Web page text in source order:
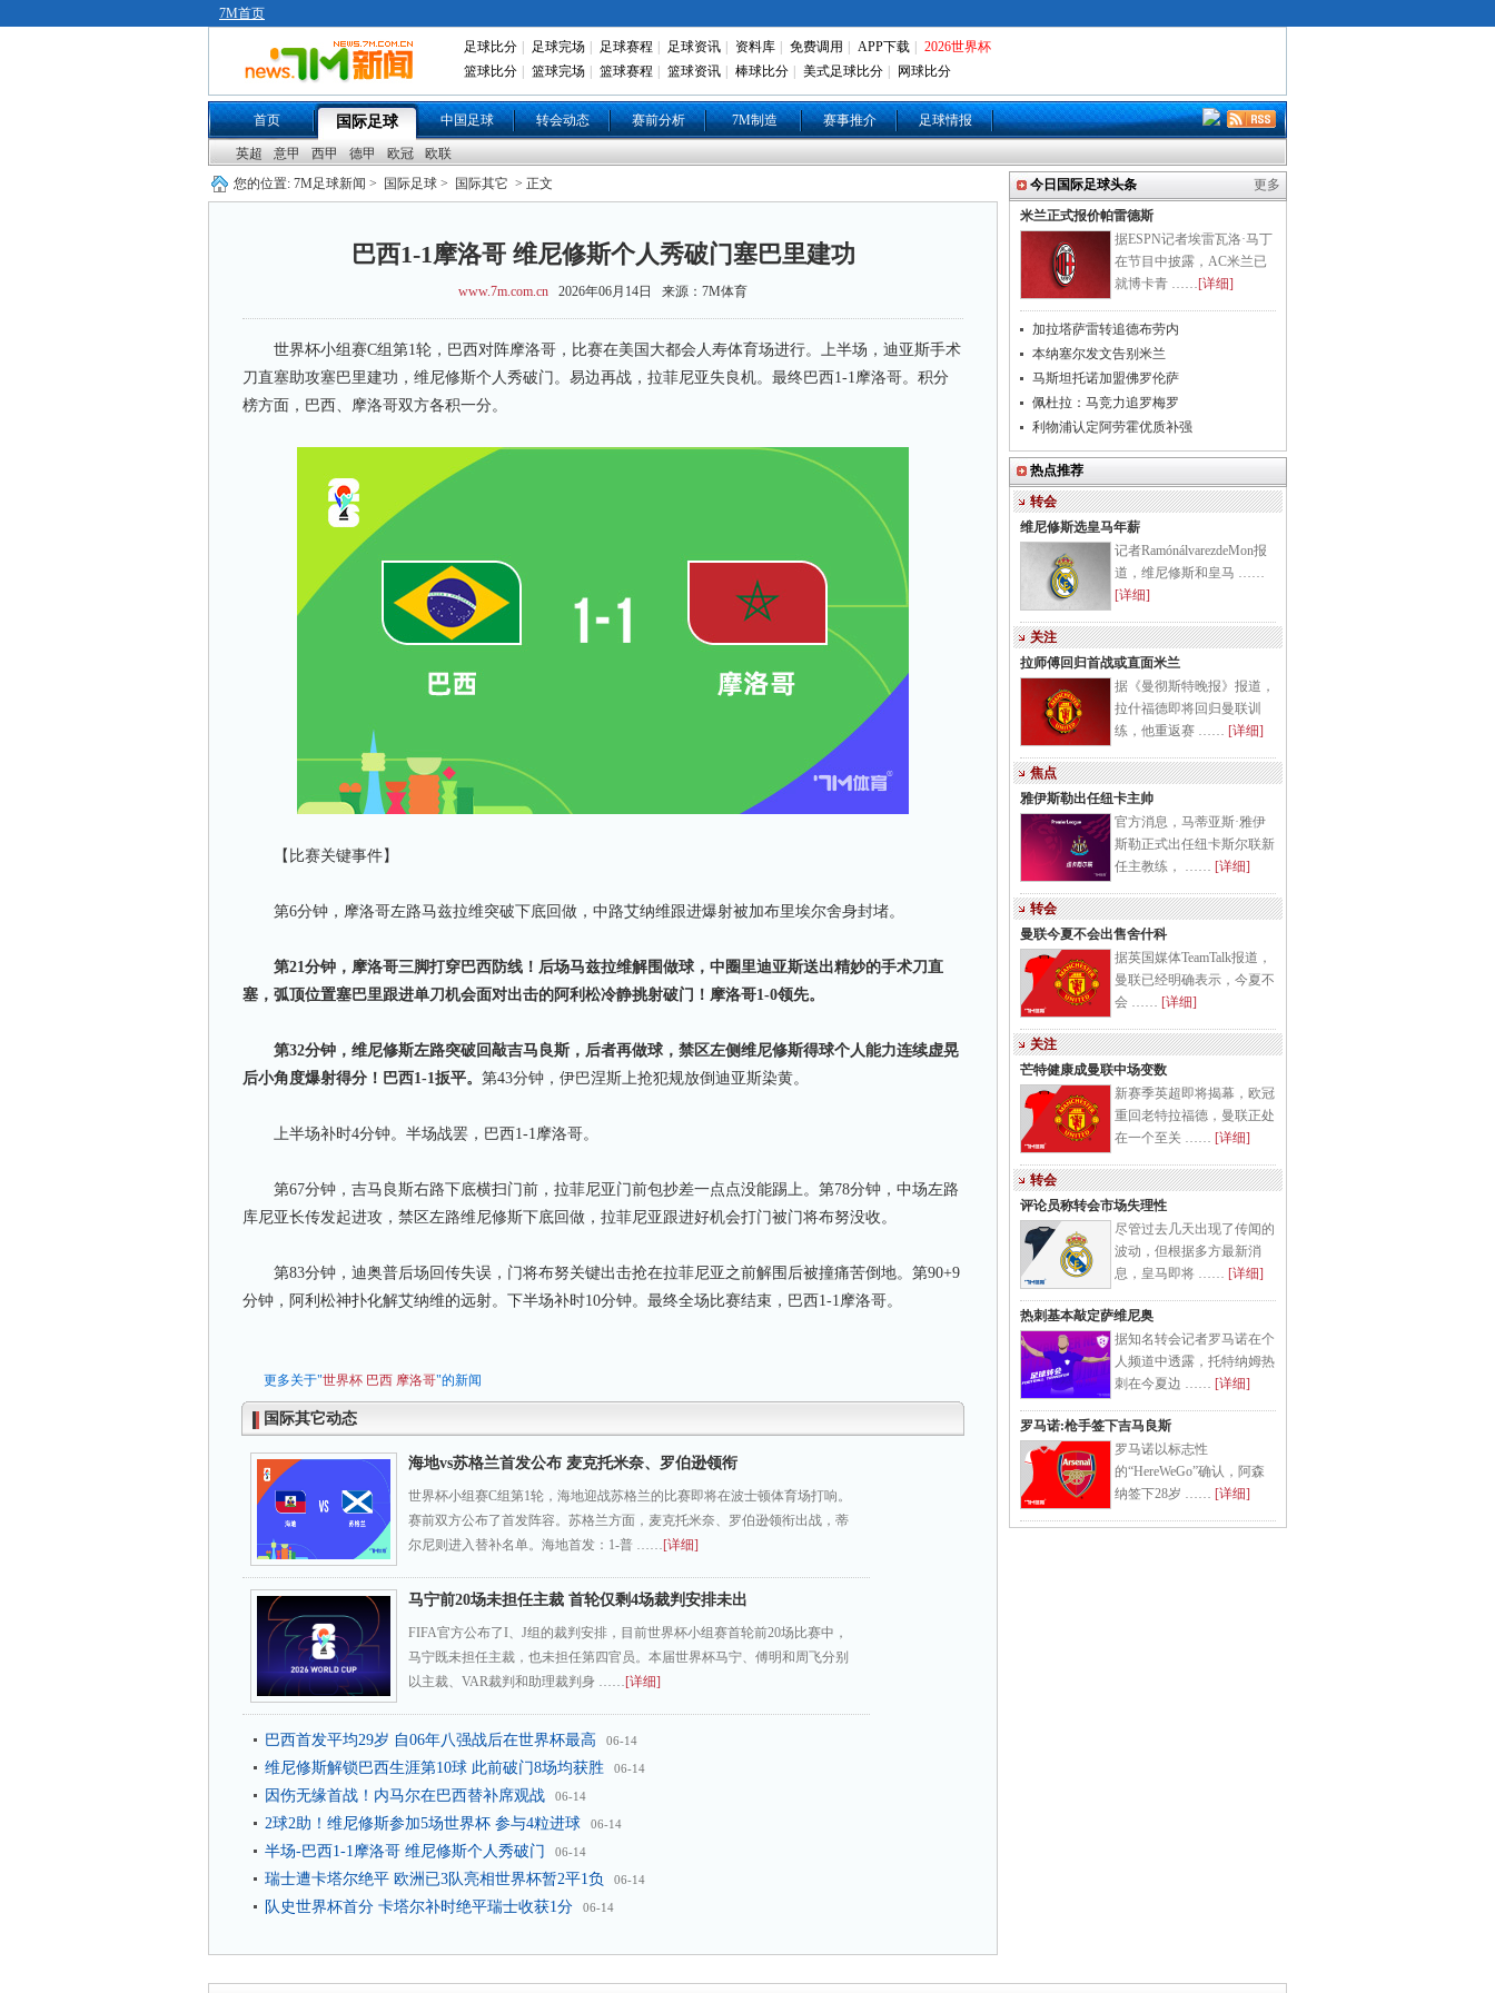
7M首页
足球比分 足球完场 足球赛程 足球资讯 资料库 免费调用 APP下载
2026世界杯
篮球比分
篮球完场 篮球赛程 篮球资讯 棒球比分 美式足球比分 网球比分
首页 国际足球 中国足球 转会动态 赛前分析 7M制造 赛事推介 足球情报
英超 意甲 西甲 德甲 欧冠
欧联
您的位置: 7M足球新闻 > 国际足球 > 国际其它 > 正文
巴西1-1摩洛哥 维尼修斯个人秀破门塞巴里建功
www.7m.com.cn 2026年06月14日 来源：7M体育
世界杯小组赛C组第1轮，巴西对阵摩洛哥，比赛在美国大都会人寿体育场进行。上半场，迪亚斯手术
刀直塞助攻塞巴里建功，维尼修斯个人秀破门。易边再战，拉菲尼亚失良机。最终巴西1-1摩洛哥。积分
榜方面，巴西、摩洛哥双方各积一分。
【比赛关键事件】
第6分钟，摩洛哥左路马兹拉维突破下底回做，中路艾纳维跟进爆射被加布里埃尔舍身封堵。
第21分钟，摩洛哥三脚打穿巴西防线！后场马兹拉维解围做球，中圈里迪亚斯送出精妙的手术刀直
塞，弧顶位置塞巴里跟进单刀机会面对出击的阿利松冷静挑射破门！摩洛哥1-0领先。
第32分钟，维尼修斯左路突破回敲吉马良斯，后者再做球，禁区左侧维尼修斯得球个人能力连续虚晃
后小角度爆射得分！巴西1-1扳平。 第43分钟，伊巴涅斯上抢犯规放倒迪亚斯染黄。
上半场补时4分钟。半场战罢，巴西1-1摩洛哥。
第67分钟，吉马良斯右路下底横扫门前，拉菲尼亚门前包抄差一点点没能踢上。第78分钟，中场左路
库尼亚长传发起进攻，禁区左路维尼修斯下底回做，拉菲尼亚跟进好机会打门被门将布努没收。
第83分钟，迪奥普后场回传失误，门将布努关键出击抢在拉菲尼亚之前解围后被撞痛苦倒地。第90+9
分钟，阿利松神扑化解艾纳维的远射。下半场补时10分钟。最终全场比赛结束，巴西1-1摩洛哥。
更多关于"世界杯 巴西 摩洛哥"的新闻
国际其它动态
海地vs苏格兰首发公布 麦克托米奈、罗伯逊领衔
世界杯小组赛C组第1轮，海地迎战苏格兰的比赛即将在波士顿体育场打响。
赛前双方公布了首发阵容。苏格兰方面，麦克托米奈、罗伯逊领衔出战，蒂
尔尼则进入替补名单。海地首发：1-普 ……[详细]
马宁前20场未担任主裁 首轮仅剩4场裁判安排未出
FIFA官方公布了I、J组的裁判安排，目前世界杯小组赛首轮前20场比赛中，
马宁既未担任主裁，也未担任第四官员。本届世界杯马宁、傅明和周飞分别
以主裁、VAR裁判和助理裁判身 ……[详细]
巴西首发平均29岁 自06年八强战后在世界杯最高 06-14
维尼修斯解锁巴西生涯第10球 此前破门8场均获胜 06-14
因伤无缘首战！内马尔在巴西替补席观战 06-14
2球2助！维尼修斯参加5场世界杯 参与4粒进球 06-14
半场-巴西1-1摩洛哥 维尼修斯个人秀破门 06-14
瑞士遭卡塔尔绝平 欧洲已3队亮相世界杯暂2平1负 06-14
队史世界杯首分 卡塔尔补时绝平瑞士收获1分 06-14
今日国际足球头条
更多
米兰正式报价帕雷德斯
据ESPN记者埃雷瓦洛·马丁
在节目中披露，AC米兰已
就博卡青 ……[详细]
加拉塔萨雷转追德布劳内
本纳塞尔发文告别米兰
马斯坦托诺加盟佛罗伦萨
佩杜拉：马竞力追罗梅罗
利物浦认定阿劳霍优质补强
热点推荐
转会
维尼修斯选皇马年薪
记者RamónálvarezdeMon报
道，维尼修斯和皇马 ……
[详细]
关注
拉师傅回归首战或直面米兰
据《曼彻斯特晚报》报道，
拉什福德即将回归曼联训
练，他重返赛 …… [详细]
焦点
雅伊斯勒出任纽卡主帅
官方消息，马蒂亚斯·雅伊
斯勒正式出任纽卡斯尔联新
任主教练， …… [详细]
转会
曼联今夏不会出售舍什科
据英国媒体TeamTalk报道，
曼联已经明确表示，今夏不
会 …… [详细]
关注
芒特健康成曼联中场变数
新赛季英超即将揭幕，欧冠
重回老特拉福德，曼联正处
在一个至关 …… [详细]
转会
评论员称转会市场失理性
尽管过去几天出现了传闻的
波动，但根据多方最新消
息，皇马即将 …… [详细]
热刺基本敲定萨维尼奥
据知名转会记者罗马诺在个
人频道中透露，托特纳姆热
刺在今夏边 …… [详细]
罗马诺:枪手签下吉马良斯
罗马诺以标志性
的“HereWeGo”确认，阿森
纳签下28岁 …… [详细]